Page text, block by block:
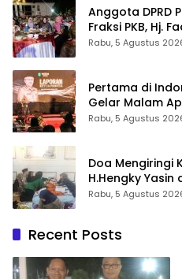
Anggota DPRD
Fraksi PKB, Hj.
Beri Apresiasi :
Rabu, 5 Agustus
Pertama di
Gelar Malam
2026:
Rabu, 5 Agustus
Doa Mengiringi
H.Hengky Yasin
Hadir
Rabu, 5 Agustus
Recent Posts